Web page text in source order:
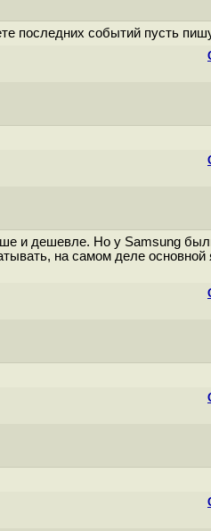
последних событий пусть
и дешевле. Но у Samsung
на самом деле